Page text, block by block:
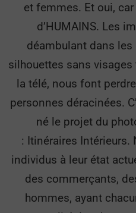
et femmes. Et oui,
d’HUMAINS. Les
déambulant dans les
silhouettes sans
la télé, nous font
personnes déracinées.
né le projet du
: Itinéraires Intérieurs.
individus à leur état
des commerçants,
hommes, ayant